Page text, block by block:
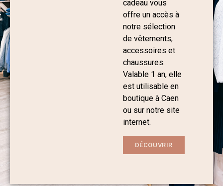
cadeau vous
offre un accès à
notre sélection
de vêtements,
accessoires et
chaussures.
Valable 1 an, elle
est utilisable en
boutique à Caen
ou sur notre site
internet.
DÉCOUVRIR